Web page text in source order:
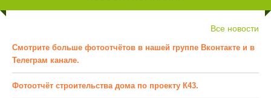
Все новости
Смотрите больше фотоотчётов в нашей группе Вконтакте и в
Телеграм канале.
Фотоотчёт строительства дома по проекту К43.